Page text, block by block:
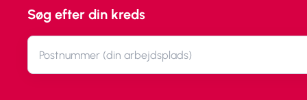
Søg efter din kreds